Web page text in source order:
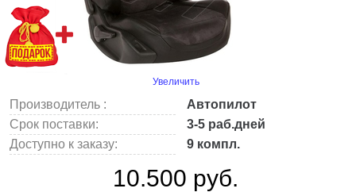
Увеличить
Производитель :
Автопилот
Срок поставки:
3-5 раб.дней
Доступно к заказу:
9 компл.
10.500 руб.